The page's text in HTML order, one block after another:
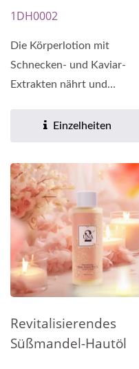
1DH0002
Die Körperlotion mit
Schnecken- und Kaviar-
Extrakten nährt und
tiefgehend...Einzelheiten
Revitalisierendes
Süßmandel-Hautöl